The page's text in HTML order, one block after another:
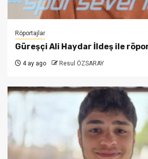
Röportajlar
Güreşçi Ali Haydar İldeş ile
4 ay ago Resul ÖZSARAY